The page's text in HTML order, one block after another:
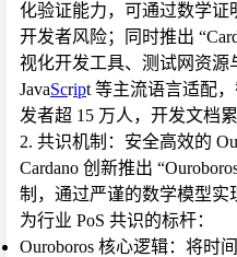
化验证能力，可通过数学
开发者风险；同时推出
视化开发工具、测试网资源
JavaScript 等主流语言适配，
发者超 15 万人，开发文档
2. 共识机制：安全高效的
Cardano 创新推出
制，通过严谨的数学模型实
为行业 PoS 共识的标杆：
Ouroboros 核心逻辑：将时